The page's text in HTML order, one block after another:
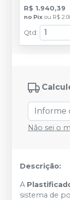
R$ 1.940,39
no Pix ou R$
Qtd :
Não sei o
Descrição:
A
sistema de